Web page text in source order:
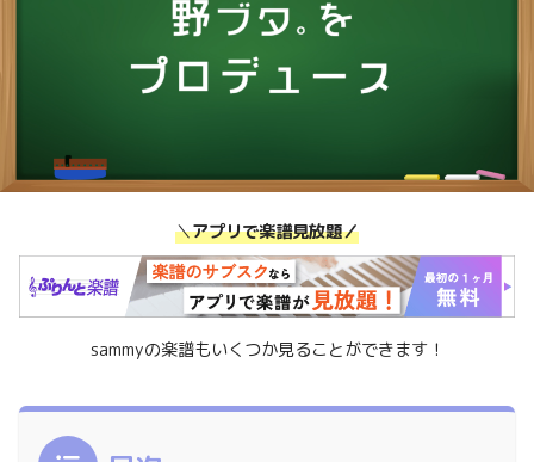
＼アプリで楽譜見放題／
sammyの楽譜もいくつか見ることができます！